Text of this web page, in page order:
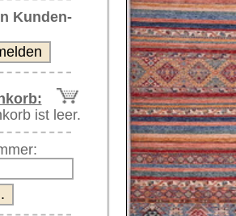
Weitere größere Bilder (öffnen sich in neuem
Bitte klicken Sie auf die kleinen Bilder weiter
Hauptbild
59916
Neo Cassiani™